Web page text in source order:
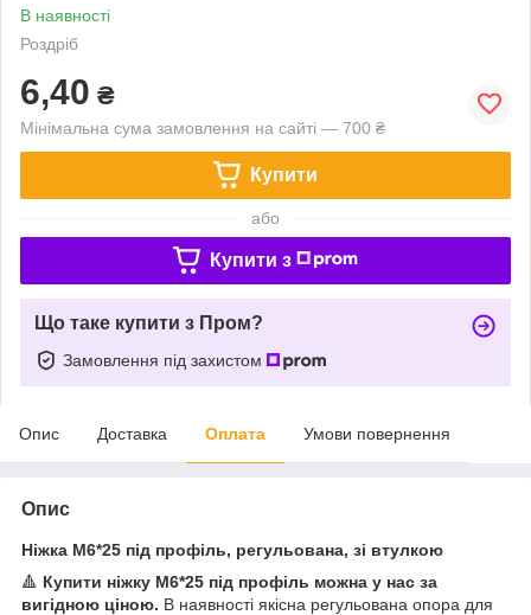
В наявності
Роздріб
6,40 ₴
Мінімальна сума замовлення на сайті — 700 ₴
Купити
або
Купити з
Що таке купити з Пром?
Замовлення під захистом
Опис Доставка Оплата Умови повернення
Опис
Ніжка М6*25 під профіль, регульована, зі втулкою
🔺 Купити ніжку М6*25 під профіль можна у нас за
вигідною ціною. В наявності якісна регульована опора для